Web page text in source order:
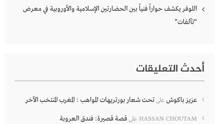
اللوفر يكشف حواراً فنياً بين الحضارتين الإسلامية والأوروبية في معرض
“تآلفات”
أحدث التعليقات
عزيز باكوش علىتحت شعار بورتريهات المواهب : المغرب المنتخب الآخر
HASSAN CHOUTAM علىقصة قصيرة: فندق العروبة